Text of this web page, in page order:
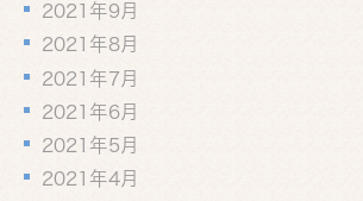
2021年9月
2021年8月
2021年7月
2021年6月
2021年5月
2021年4月